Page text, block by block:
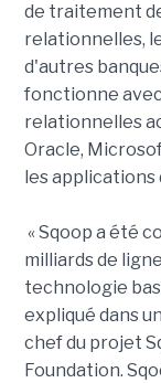
de traitement
relationnelles,
d'autres
fonctionne
relationnelles
Oracle,
les
« Sqoop a été
milliards de
technologie
expliqué dans
chef du projet
Foundation.